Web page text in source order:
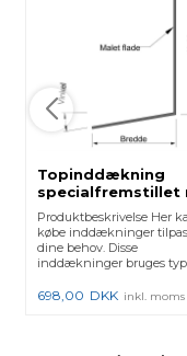
Topinddækning
specialfremstillet
300x3000mm -
Natureloxeret
Produktbeskrivelse Her
købe inddækninger
dine behov. Disse
inddækninger bruges
698,00 DKK inkl. moms